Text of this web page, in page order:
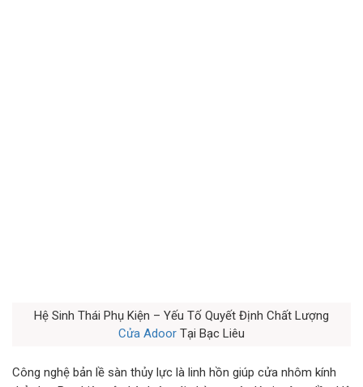
Hệ Sinh Thái Phụ Kiện – Yếu Tố Quyết Định Chất Lượng
Cửa Adoor Tại Bạc Liêu
Công nghệ bản lề sàn thủy lực là linh hồn giúp cửa nhôm kính